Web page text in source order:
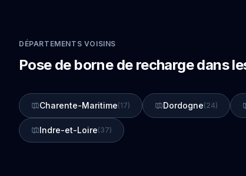
DÉPARTEMENTS VOISINS
Pose de borne de recharge dans
Charente-Maritime(17) Dordogne(24)
Indre-et-Loire(37)